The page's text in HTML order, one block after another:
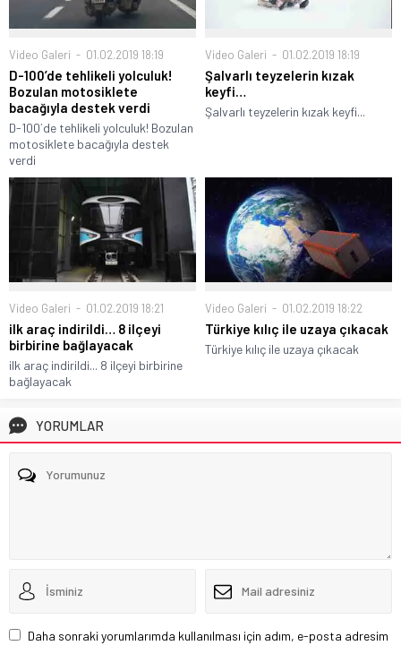
Video Galeri 01.02.2019 18:19
D-100’de tehlikeli yolculuk!
Bozulan motosiklete
bacağıyla destek verdi
D-100´de tehlikeli yolculuk! Bozulan
motosiklete bacağıyla destek
verdi
Video Galeri 01.02.2019 18:19
Şalvarlı teyzelerin kızak
keyfi…
Şalvarlı teyzelerin kızak keyfi...
Video Galeri 01.02.2019 18:21
ilk araç indirildi… 8 ilçeyi
birbirine bağlayacak
ilk araç indirildi... 8 ilçeyi birbirine
bağlayacak
Video Galeri 01.02.2019 18:22
Türkiye kılıç ile uzaya çıkacak
Türkiye kılıç ile uzaya çıkacak
YORUMLAR
Daha sonraki yorumlarımda kullanılması için adım, e-posta adresim